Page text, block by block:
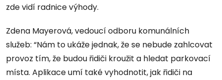
zde vidí radnice výhody.
Zdena Mayerová, vedoucí odboru komunálních
služeb: “Nám to ukáže jednak, že se nebude zahlcovat
provoz tím, že budou řidiči kroužit a hledat parkovací
místa. Aplikace umí také vyhodnotit, jak řidiči na